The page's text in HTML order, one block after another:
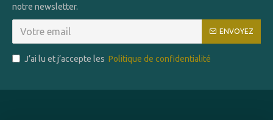
notre newsletter.
ENVOYEZ
J’ai lu et j’accepte les Politique de confidentialité